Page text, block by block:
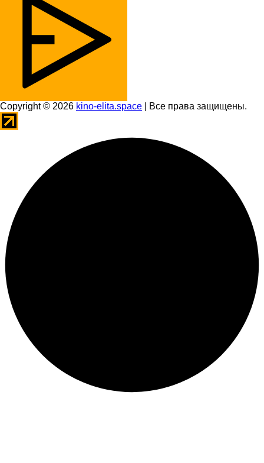
Copyright © 2026 kino-elita.space | Все права защищены.